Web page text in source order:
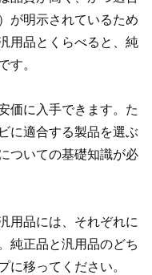
が明示されているため
用品とくらべると、純
す。
価に入手できます。た
に適合する製品を選ぶ
ついての基礎知識が必
用品には、それぞれに
純正品と汎用品のどち
に移ってください。